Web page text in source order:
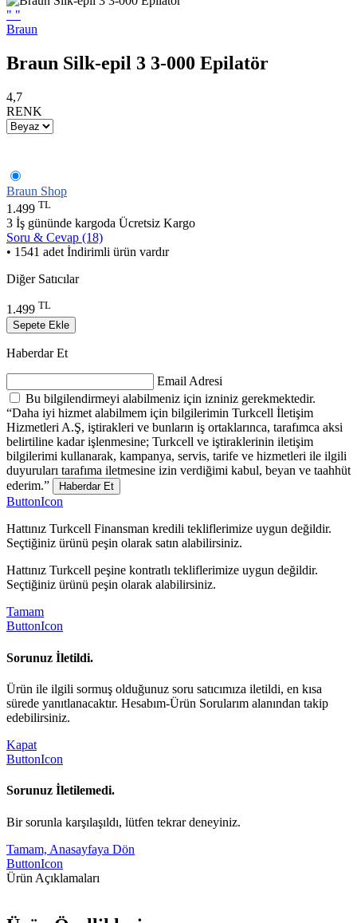
" "
Braun
Braun Silk-epil 3 3-000 Epilatör
4,7
RENK
Braun Shop
1.499 TL
3 İş gününde kargoda Ücretsiz Kargo
Soru & Cevap (18)
• 1541 adet İndirimli ürün vardır
Diğer Satıcılar
1.499 TL
Sepete Ekle
Haberdar Et
Email Adresi
Bu bilgilendirmeyi alabilmeniz için izniniz gerekmektedir.
“Daha iyi hizmet alabilmem için bilgilerimin Turkcell İletişim
Hizmetleri A.Ş, iştirakleri ve bunların iş ortaklarınca, tarafımca aksi
belirtiline kadar işlenmesine; Turkcell ve iştiraklerinin iletişim
bilgilerimi kullanarak, kampanya, servis, tarife ve hizmetleri ile ilgili
duyuruları tarafıma iletmesine izin verdiğimi kabul, beyan ve taahhüt
ederim.”
Haberdar Et
ButtonIcon
Hattınız Turkcell Finansman kredili tekliflerimize uygun değildir.
Seçtiğiniz ürünü peşin olarak satın alabilirsiniz.
Hattınız Turkcell peşine kontratlı tekliflerimize uygun değildir.
Seçtiğiniz ürünü peşin olarak alabilirsiniz.
Tamam
ButtonIcon
Sorunuz İletildi.
Ürün ile ilgili sormuş olduğunuz soru satıcımıza iletildi, en kısa
sürede yanıtlanacaktır. Hesabım-Ürün Sorularım alanından takip
edebilirsiniz.
Kapat
ButtonIcon
Sorunuz İletilemedi.
Bir sorunla karşılaşıldı, lütfen tekrar deneyiniz.
Tamam, Anasayfaya Dön
ButtonIcon
Ürün Açıklamaları